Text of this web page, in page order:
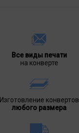
Все виды печати
на конверте
Изготовление конвертов
любого размера